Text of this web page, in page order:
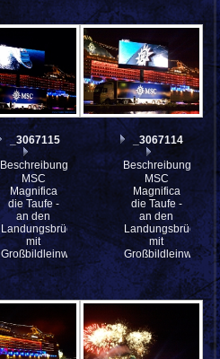
_3067115
Beschreibung:
MSC
Magnifica
die Taufe -
an den
Landungsbrücken
mit
Großbildleinwand
_3067114
Beschreibung:
MSC
Magnifica
die Taufe -
an den
Landungsbrücken
mit
Großbildleinwand